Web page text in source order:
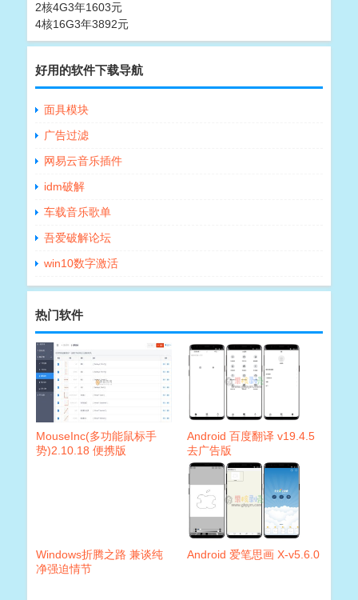
2核4G3年1603元
4核16G3年3892元
好用的软件下载导航
面具模块
广告过滤
网易云音乐插件
idm破解
车载音乐歌单
吾爱破解论坛
win10数字激活
热门软件
MouseInc(多功能鼠标手
势)2.10.18 便携版
Android 百度翻译 v19.4.5
去广告版
Windows折腾之路 兼谈纯
净强迫情节
Android 爱笔思画 X-v5.6.0